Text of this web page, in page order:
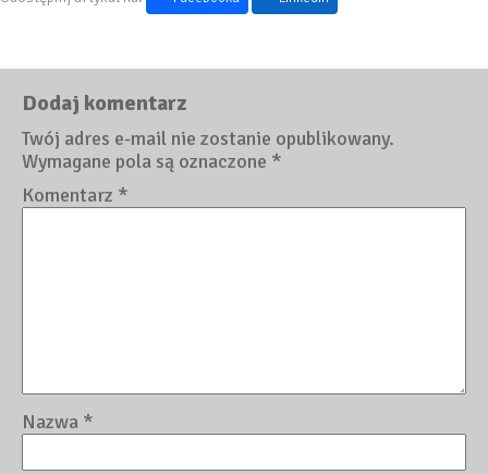
Dodaj komentarz
Twój adres e-mail nie zostanie opublikowany.
Wymagane pola są oznaczone *
Komentarz *
Nazwa *